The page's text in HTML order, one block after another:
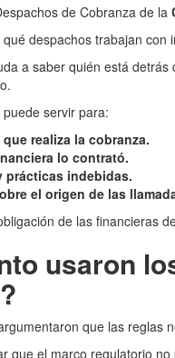
de Cobranza de la
despachos trabajan
a saber quién está
servir para:
realiza la cobranza.
lo contrató.
prácticas indebidas.
el origen de las
de las financieras
usaron
que las reglas
que el marco regulatorio